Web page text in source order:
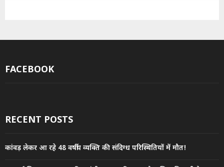
FACEBOOK
RECENT POSTS
कांवड़ लेकर आ रहे 48 वर्षीय व्यक्ति की संदिग्ध परिस्थितियों में मौत!